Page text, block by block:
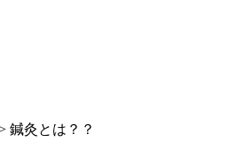
鍼灸とは？？